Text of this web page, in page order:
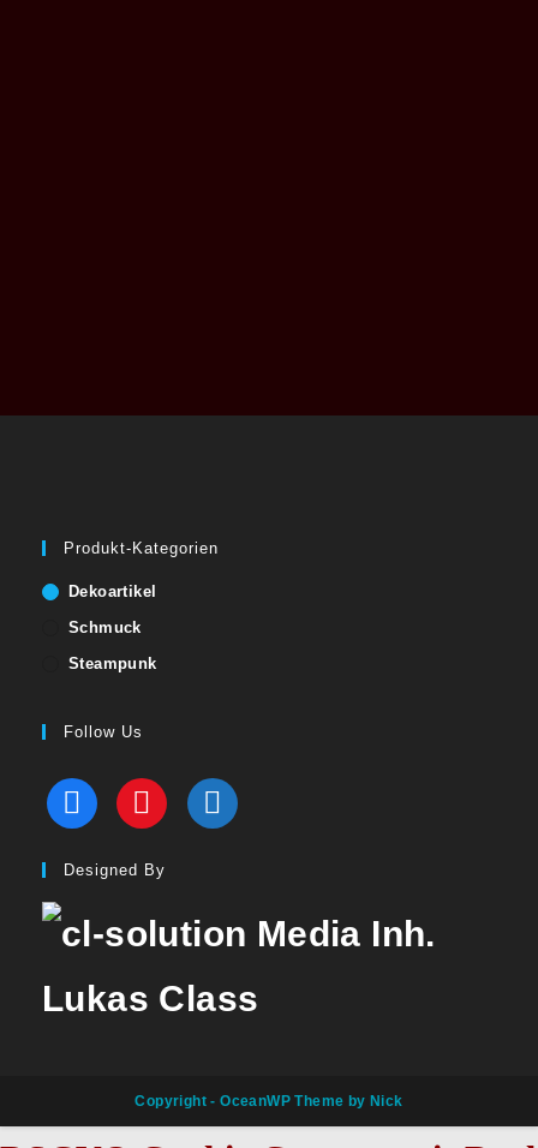
Produkt-Kategorien
Dekoartikel
Schmuck
Steampunk
Follow Us
facebook redbubblecodered
Designed By
Copyright - OceanWP Theme by Nick